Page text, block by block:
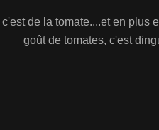
c'est de la tomate....et en plus
goût de tomates, c'est